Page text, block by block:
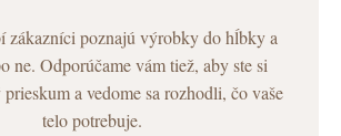
zákazníci poznajú výrobky do hĺbky a
ne. Odporúčame vám tiež, aby ste si
a vedome sa rozhodli, čo vaše
telo potrebuje.